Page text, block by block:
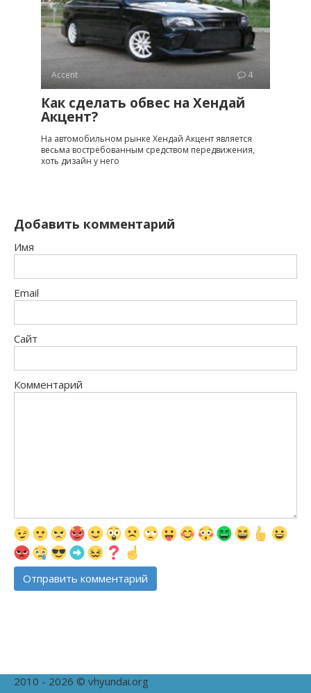
Accent 4
Как сделать обвес на Хендай
Акцент?
На автомобильном рынке Хендай Акцент является
весьма востребованным средством передвижения,
хоть дизайн у него
Добавить комментарий
Имя
Email
Сайт
Комментарий
2010 - 2026 © vhyundai.org